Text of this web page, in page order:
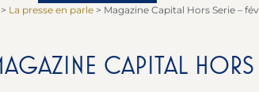
> La presse en parle > Magazine Capital Hors Serie –
CAPITAL